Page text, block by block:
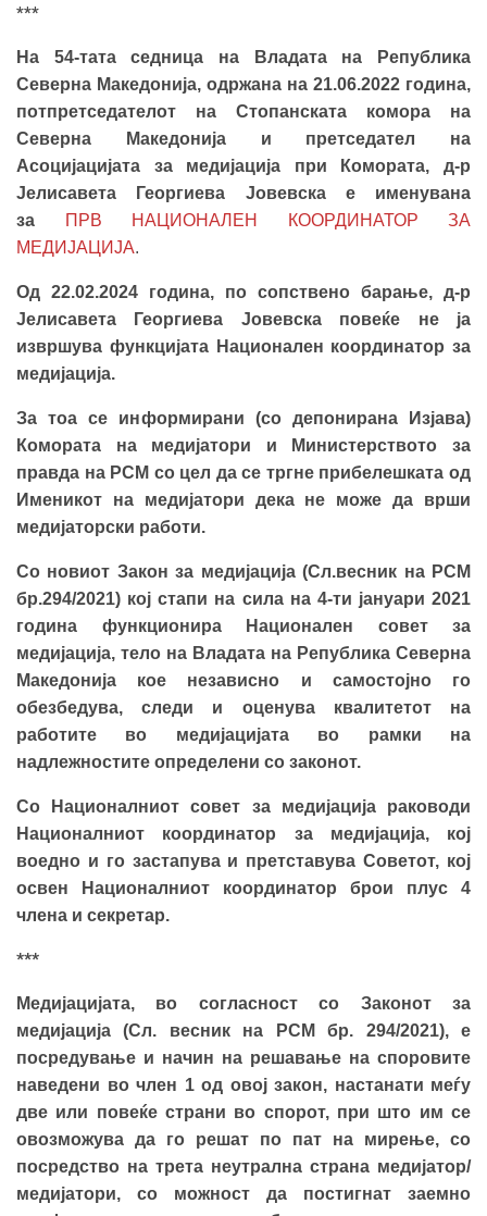
***
На 54-тата седница на Владата на Република
Северна Македонија, одржана на 21.06.2022 година,
потпретседателот на Стопанската комора на
Северна Македонија и претседател на
Асоцијацијата за медијација при Комората, д-р
Јелисавета Георгиева Јовевска е именувана
за
ПРВ НАЦИОНАЛЕН КООРДИНАТОР ЗА
МЕДИЈАЦИЈА.
Од 22.02.2024 година, по сопствено барање, д-р
Јелисавета Георгиева Јовевска повеќе не ја
извршува функцијата Национален координатор за
медијација.
За тоа се информирани (со депонирана Изјава)
Комората на медијатори и Министерството за
правда на РСМ со цел да се тргне прибелешката од
Именикот на медијатори дека не може да врши
медијаторски работи.
Со новиот Закон за медијација (Сл.весник на РСМ
бр.294/2021) кој стапи на сила на 4-ти јануари 2021
година функционира Национален совет за
медијација, тело на Владата на Република Северна
Македонија кое независно и самостојно го
обезбедува, следи и оценува квалитетот на
работите во медијацијата во рамки на
надлежностите определени со законот.
Со Националниот совет за медијација раководи
Националниот координатор за медијација, кој
воедно и го застапува и претставува Советот, кој
освен Националниот координатор брои плус 4
члена и секретар.
***
Медијацијата, во согласност со Законот за
медијација (Сл. весник на РСМ бр. 294/2021), е
посредување и начин на решавање на споровите
наведени во член 1 од овој закон, настанати меѓу
две или повеќе страни во спорот, при што им се
овозможува да го решат по пат на мирење, со
посредство на трета неутрална страна медијатор/
медијатори, со можност да постигнат заемно